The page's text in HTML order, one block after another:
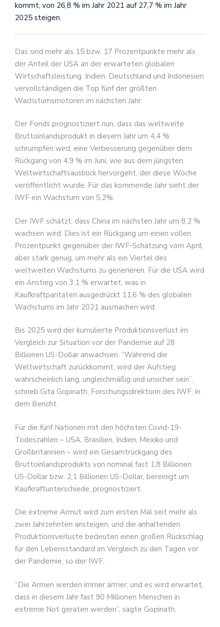
kommt, von 26,8 % im Jahr 2021 auf 27,7 % im Jahr
2025 steigen.
Das sind mehr als 15 bzw. 17 Prozentpunkte mehr als
der Anteil der USA an der erwarteten globalen
Wirtschaftsleistung. Indien, Deutschland und Indonesien
vervollständigen die Top fünf der größten
Wachstumsmotoren im nächsten Jahr.
Der Fonds prognostiziert nun, dass das weltweite
Bruttoinlandsprodukt in diesem Jahr um 4,4 %
schrumpfen wird, eine Verbesserung gegenüber dem
Rückgang von 4,9 % im Juni, wie aus dem jüngsten
Weltwirtschaftsausblick hervorgeht, der diese Woche
veröffentlicht wurde. Für das kommende Jahr sieht der
IWF ein Wachstum von 5,2%.
Der IWF schätzt, dass China im nächsten Jahr um 8,2 %
wachsen wird. Dies ist ein Rückgang um einen vollen
Prozentpunkt gegenüber der IWF-Schätzung vom April,
aber stark genug, um mehr als ein Viertel des
weltweiten Wachstums zu generieren. Für die USA wird
ein Anstieg von 3,1 % erwartet, was in
Kaufkraftparitäten ausgedrückt 11,6 % des globalen
Wachstums im Jahr 2021 ausmachen wird.
Bis 2025 wird der kumulierte Produktionsverlust im
Vergleich zur Situation vor der Pandemie auf 28
Billionen US-Dollar anwachsen. “Während die
Weltwirtschaft zurückkommt, wird der Aufstieg
wahrscheinlich lang, ungleichmäßig und unsicher sein”,
schrieb Gita Gopinath, Forschungsdirektorin des IWF, in
dem Bericht.
Für die fünf Nationen mit den höchsten Covid-19-
Todeszahlen – USA, Brasilien, Indien, Mexiko und
Großbritannien – wird ein Gesamtrückgang des
Bruttoinlandsprodukts von nominal fast 1,8 Billionen
US-Dollar bzw. 2,1 Billionen US-Dollar, bereinigt um
Kaufkraftunterschiede, prognostiziert.
Die extreme Armut wird zum ersten Mal seit mehr als
zwei Jahrzehnten ansteigen, und die anhaltenden
Produktionsverluste bedeuten einen großen Rückschlag
für den Lebensstandard im Vergleich zu den Tagen vor
der Pandemie, so der IWF.
“Die Armen werden immer ärmer, und es wird erwartet,
dass in diesem Jahr fast 90 Millionen Menschen in
extreme Not geraten werden”, sagte Gopinath.